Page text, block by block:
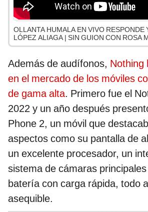
OLLANTA HUMALA EN VIVO RESPONDE
LÓPEZ ALIAGA | SIN GUION CON ROSA
Además de audífonos, Nothing
en el mercado de los móviles
de gama alta. Primero fue el
2022 y un año después
Phone 2, un móvil que
aspectos como su pantalla de
un excelente procesador, un
sistema de cámaras
batería con carga rápida, todo
asequible.